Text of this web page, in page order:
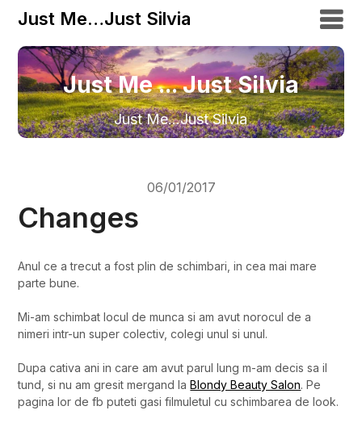
Just Me…Just Silvia
Just Me ... Just Silvia
Just Me…Just Silvia
06/01/2017
Changes
Anul ce a trecut a fost plin de schimbari, in cea mai mare
parte bune.
Mi-am schimbat locul de munca si am avut norocul de a
nimeri intr-un super colectiv, colegi unul si unul.
Dupa cativa ani in care am avut parul lung m-am decis sa il
tund, si nu am gresit mergand laBlondy Beauty Salon. Pe
pagina lor de fb puteti gasi filmuletul cu schimbarea de look.